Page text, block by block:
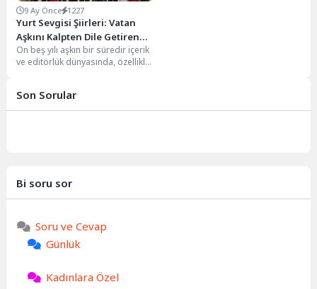
9 Ay Önce 1227
Yurt Sevgisi Şiirleri: Vatan
Aşkını Kalpten Dile Getiren
Dizeler
On beş yılı aşkın bir süredir içerik
ve editörlük dünyasında, özellikle
Son Sorular
Bi soru sor
Soru ve Cevap
Günlük
Kadınlara Özel